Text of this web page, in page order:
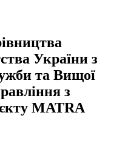
України з
та Вищої
з
MATRA